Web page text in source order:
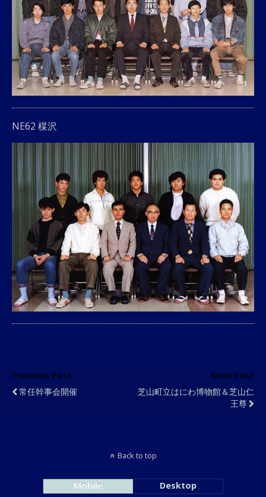
NE62 楳沢
Previous Post
常任幹事会開催
Next Post
芝山町立はにわ博物館＆芝山仁
王尊
Back to top
Mobile Desktop